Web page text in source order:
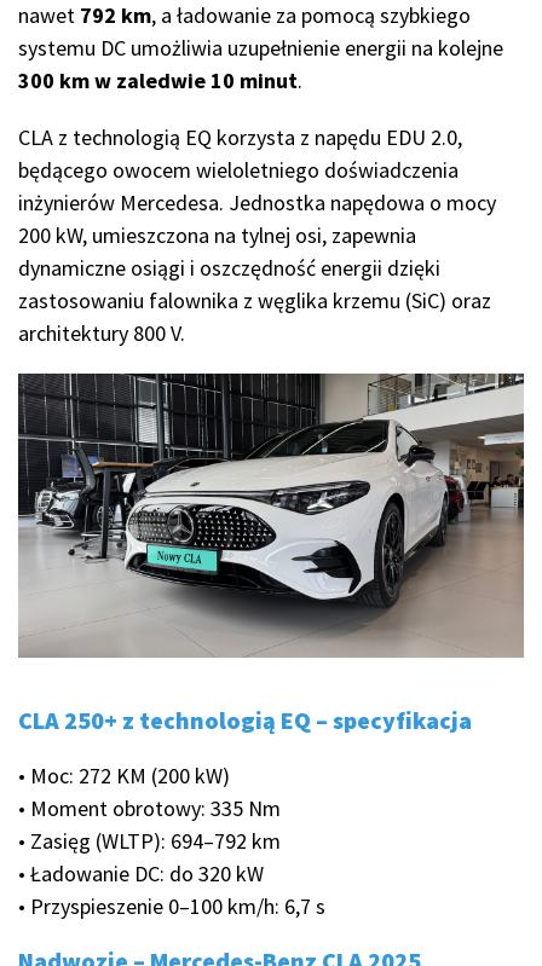
nawet 792 km, a ładowanie za pomocą szybkiego
systemu DC umożliwia uzupełnienie energii na kolejne
300 km w zaledwie 10 minut.
CLA z technologią EQ korzysta z napędu EDU 2.0,
będącego owocem wieloletniego doświadczenia
inżynierów Mercedesa. Jednostka napędowa o mocy
200 kW, umieszczona na tylnej osi, zapewnia
dynamiczne osiągi i oszczędność energii dzięki
zastosowaniu falownika z węglika krzemu (SiC) oraz
architektury 800 V.
CLA 250+ z technologią EQ – specyfikacja
• Moc: 272 KM (200 kW)
• Moment obrotowy: 335 Nm
• Zasięg (WLTP): 694–792 km
• Ładowanie DC: do 320 kW
• Przyspieszenie 0–100 km/h: 6,7 s